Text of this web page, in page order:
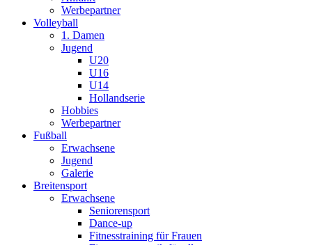
Werbepartner
Volleyball
1. Damen
Jugend
U20
U16
U14
Hollandserie
Hobbies
Werbepartner
Fußball
Erwachsene
Jugend
Galerie
Breitensport
Erwachsene
Seniorensport
Dance-up
Fitnesstraining für Frauen